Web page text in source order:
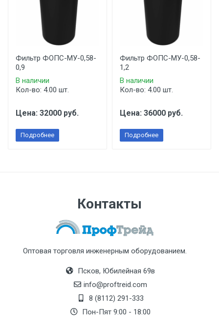
Фильтр ФОПС-МУ-0,58-
0,9
В наличии
Кол-во: 4.00 шт.
Цена: 32000 руб.
Подробнее
Фильтр ФОПС-МУ-0,58-
1,2
В наличии
Кол-во: 4.00 шт.
Цена: 36000 руб.
Подробнее
Контакты
Оптовая торговля инженерным оборудованием.
Псков, Юбилейная 69в
info@proftreid.com
8 (8112) 291-333
Пон-Пят 9:00 - 18:00